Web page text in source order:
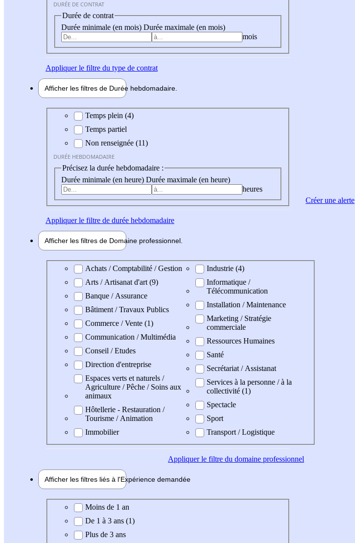
DURÉE DE CONTRAT
Durée de contrat
Durée minimale (en mois) Durée maximale (en mois)
mois
Appliquerle filtre du type de contrat
Afficher les filtres de Durée hebdomadaire
Durée hebdomadaire
Temps plein (4)
Temps partiel
Non renseignée (11)
DURÉE HEBDOMADAIRE
Précisez la durée hebdomadaire :
Durée minimale (en heure) Durée maximale (en heure)
heures
Appliquerle filtre de durée hebdomadaire
Afficher les filtres de Domaine professionnel
Domaine professionel
Achats / Comptabilité / Gestion
Arts / Artisanat d'art (9)
Banque / Assurance
Bâtiment / Travaux Publics
Commerce / Vente (1)
Communication / Multimédia
Conseil / Etudes
Direction d'entreprise
Espaces verts et naturels /
Agriculture / Pêche / Soins aux
animaux
Hôtellerie - Restauration /
Tourisme / Animation
Immobilier
Industrie (4)
Informatique /
Télécommunication
Installation / Maintenance
Marketing / Stratégie
commerciale
Ressources Humaines
Santé
Secrétariat / Assistanat
Services à la personne / à la
collectivité (1)
Spectacle
Sport
Transport / Logistique
Appliquerle filtre du domaine professionnel
Afficher les filtres liés à l'Expérience demandée
Expérience demandée
Moins de 1 an
De 1 à 3 ans (1)
Plus de 3 ans
Créer une alerte